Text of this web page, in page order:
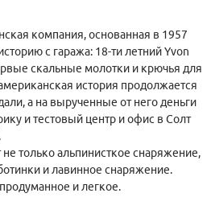
компания, основанная в 1957
с гаража: 18-ти летний Yvon
скальные молотки и крючья для
история продолжается
а на вырученные от него деньги
и тестовый центр и офис в Солт
толькоальпинисткое снаряжение,
илавинное снаряжение.
и легкое.